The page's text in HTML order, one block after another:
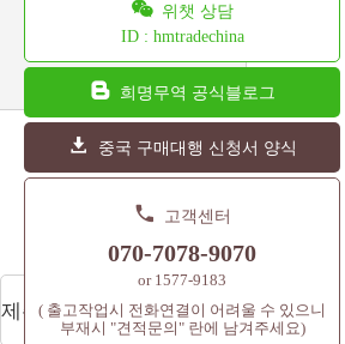
위챗 상담
ID : hmtradechina
희명무역 공식블로그
중국 구매대행 신청서 양식
고객센터
070-7078-9070
or 1577-9183
( 출고작업시 전화연결이 어려울 수 있으니
부재시 "견적문의" 란에 남겨주세요)
제주도상품셔틀콕 컨텐츠